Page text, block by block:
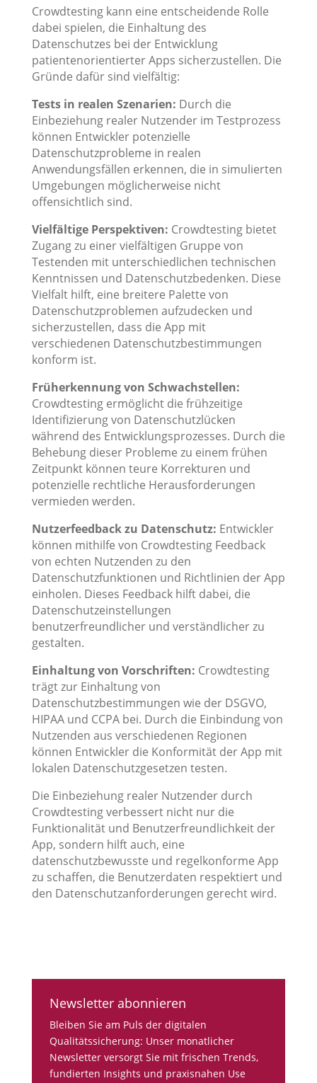
Crowdtesting kann eine entscheidende Rolle
dabei spielen, die Einhaltung des
Datenschutzes bei der Entwicklung
patientenorientierter Apps sicherzustellen. Die
Gründe dafür sind vielfältig:
Tests in realen Szenarien: Durch die
Einbeziehung realer Nutzender im Testprozess
können Entwickler potenzielle
Datenschutzprobleme in realen
Anwendungsfällen erkennen, die in simulierten
Umgebungen möglicherweise nicht
offensichtlich sind.
Vielfältige Perspektiven: Crowdtesting bietet
Zugang zu einer vielfältigen Gruppe von
Testenden mit unterschiedlichen technischen
Kenntnissen und Datenschutzbedenken. Diese
Vielfalt hilft, eine breitere Palette von
Datenschutzproblemen aufzudecken und
sicherzustellen, dass die App mit
verschiedenen Datenschutzbestimmungen
konform ist.
Früherkennung von Schwachstellen:
Crowdtesting ermöglicht die frühzeitige
Identifizierung von Datenschutzlücken
während des Entwicklungsprozesses. Durch die
Behebung dieser Probleme zu einem frühen
Zeitpunkt können teure Korrekturen und
potenzielle rechtliche Herausforderungen
vermieden werden.
Nutzerfeedback zu Datenschutz: Entwickler
können mithilfe von Crowdtesting Feedback
von echten Nutzenden zu den
Datenschutzfunktionen und Richtlinien der App
einholen. Dieses Feedback hilft dabei, die
Datenschutzeinstellungen
benutzerfreundlicher und verständlicher zu
gestalten.
Einhaltung von Vorschriften: Crowdtesting
trägt zur Einhaltung von
Datenschutzbestimmungen wie der DSGVO,
HIPAA und CCPA bei. Durch die Einbindung von
Nutzenden aus verschiedenen Regionen
können Entwickler die Konformität der App mit
lokalen Datenschutzgesetzen testen.
Die Einbeziehung realer Nutzender durch
Crowdtesting verbessert nicht nur die
Funktionalität und Benutzerfreundlichkeit der
App, sondern hilft auch, eine
datenschutzbewusste und regelkonforme App
zu schaffen, die Benutzerdaten respektiert und
den Datenschutzanforderungen gerecht wird.
Newsletter abonnieren
Bleiben Sie am Puls der digitalen
Qualitätssicherung: Unser monatlicher
Newsletter versorgt Sie mit frischen Trends,
fundierten Insights und praxisnahen Use